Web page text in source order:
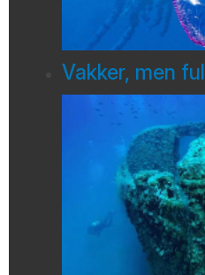
Vakker, men